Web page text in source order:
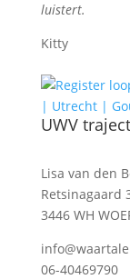
luistert.
Kitty
UWV
Lisa van den
Retsinagaard
3446 WH
06-40469790